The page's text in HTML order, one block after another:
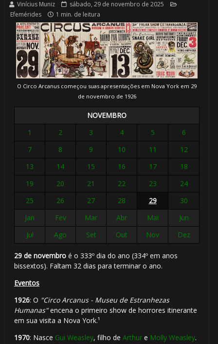
Vinícius Muniz
sábado, 29 de novembro de 2025
Efemérides
1 min. de leitura
O Circo Arcanus começou suas apresentações em Nova York em 29
de novembro de 1926
NOVEMBRO
1
2 3 4 5
6
7
8 9 10 11
12
13
14 15 16 17
18
19
20 21 22 23
24
25
26 27 28 29
30
Jan
Fev Mar Abr Mai
Jun
Jul
Ago Set Out Nov Dez
29 de novembroé o 333º dia do ano (334º em anos
bissextos). Faltam 32 dias para terminar o ano.
Eventos
1926: O "Circo Arcanus - Museu de Estranhezas
Humanas"encena o primeiro show de horrores itinerante
em sua visita a Nova York.¹
1970: Nasce Gui Weasley, filho de Arthure Molly Weasley.